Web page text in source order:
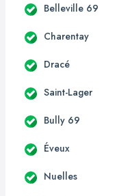
Belleville 69
Charentay
Dracé
Saint-Lager
Bully 69
Éveux
Nuelles